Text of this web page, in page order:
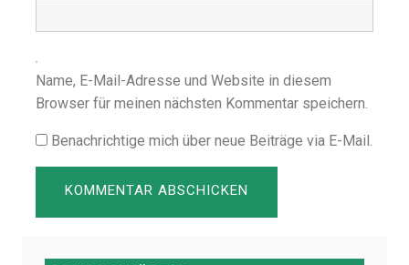
Name, E-Mail-Adresse und Website in diesem
Browser für meinen nächsten Kommentar speichern.
Benachrichtige mich über neue Beiträge via E-Mail.